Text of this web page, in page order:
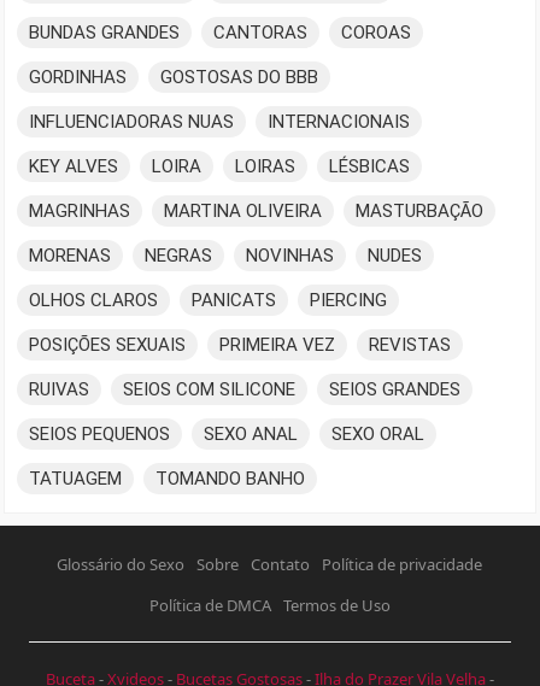
BUNDAS GRANDES CANTORAS COROAS
GORDINHAS GOSTOSAS DO BBB
INFLUENCIADORAS NUAS INTERNACIONAIS
KEY ALVES LOIRA LOIRAS LÉSBICAS
MAGRINHAS MARTINA OLIVEIRA MASTURBAÇÃO
MORENAS NEGRAS NOVINHAS NUDES
OLHOS CLAROS PANICATS PIERCING
POSIÇÕES SEXUAIS PRIMEIRA VEZ REVISTAS
RUIVAS SEIOS COM SILICONE SEIOS GRANDES
SEIOS PEQUENOS SEXO ANAL SEXO ORAL
TATUAGEM TOMANDO BANHO
Glossário do Sexo Sobre Contato
Política de privacidade
Política de DMCA Termos de Uso
Buceta-Xvideos- Bucetas Gostosas-Ilha do Prazer Vila Velha-